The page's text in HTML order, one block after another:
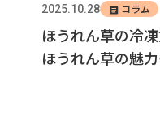
2025.10.28 コラム
ほうれん草の冷
ほうれん草の魅